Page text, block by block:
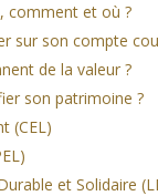
comment et où ?
sur son compte
de la valeur ?
son patrimoine ?
(CEL)
et Solidaire